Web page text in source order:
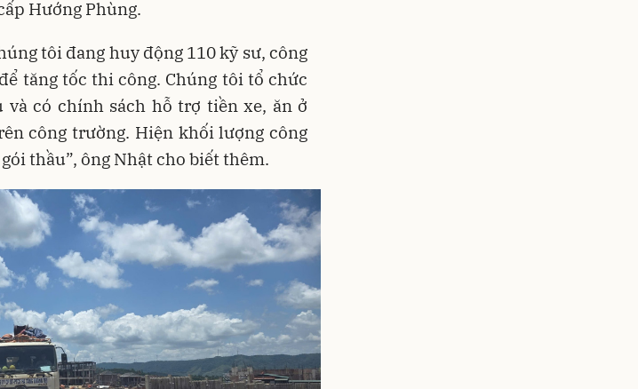
Hướng Phùng.
tôi đang huy động 110 kỹ sư, công
tăng tốc thi công. Chúng tôi tổ chức
và có chính sách hỗ trợ tiền xe, ăn ở
công trường. Hiện khối lượng công
thầu”, ông Nhật cho biết thêm.